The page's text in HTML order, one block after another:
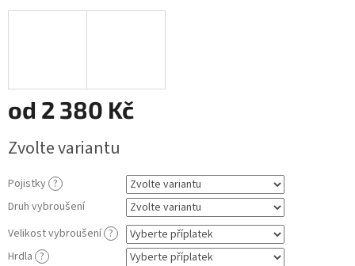
od 2 380 Kč
cena:
Zvolte variantu
Pojistky ?
Druh vybroušení
Velikost vybroušení ?
Hrdla ?